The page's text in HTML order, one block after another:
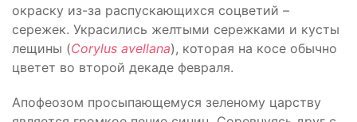
окраску из-за распускающихся соцветий –
сережек. Украсились желтыми сережками и кусты
лещины (Corylus avellana), которая на косе обычно
цветет во второй декаде февраля.
Апофеозом просыпающемуся зеленому царству